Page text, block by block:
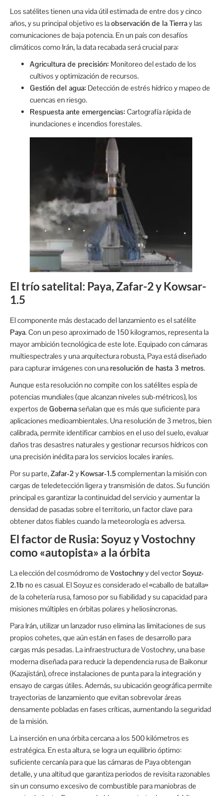
Los satélites tienen una vida útil estimada de entre dos y cinco
años, y su principal objetivo es laobservación de la Tierray las
comunicaciones de baja potencia. En un país con desafíos
climáticos como Irán, la data recabada será crucial para:
Agricultura de precisión: Monitoreo del estado de los
cultivos y optimización de recursos.
Gestión del agua: Detección de estrés hídrico y mapeo de
cuencas en riesgo.
Respuesta ante emergencias: Cartografía rápida de
inundaciones e incendios forestales.
El trío satelital: Paya, Zafar-2 y Kowsar-
1.5
El componente más destacado del lanzamiento es el satélite
Paya. Con un peso aproximado de 150 kilogramos, representa la
mayor ambición tecnológica de este lote. Equipado con cámaras
multiespectrales y una arquitectura robusta, Paya está diseñado
para capturar imágenes con una resolución de hasta 3 metros.
Aunque esta resolución no compite con los satélites espía de
potencias mundiales (que alcanzan niveles sub-métricos), los
expertos de Gobernaseñalan que es más que suficiente para
aplicaciones medioambientales. Una resolución de 3 metros, bien
calibrada, permite identificar cambios en el uso del suelo, evaluar
daños tras desastres naturales y gestionar recursos hídricos con
una precisión inédita para los servicios locales iraníes.
Por su parte,Zafar-2 y Kowsar-1.5complementan la misión con
cargas de teledetección ligera y transmisión de datos. Su función
principal es garantizar la continuidad del servicio y aumentar la
densidad de pasadas sobre el territorio, un factor clave para
obtener datos fiables cuando la meteorología es adversa.
El factor de Rusia: Soyuz y Vostochny
como «autopista» a la órbita
La elección del cosmódromo de Vostochnyy del vectorSoyuz-
2.1b no es casual. El Soyuz es considerado el «caballo de batalla»
de la cohetería rusa, famoso por su fiabilidad y su capacidad para
misiones múltiples en órbitas polares y heliosíncronas.
Para Irán, utilizar un lanzador ruso elimina las limitaciones de sus
propios cohetes, que aún están en fases de desarrollo para
cargas más pesadas. La infraestructura de Vostochny, una base
moderna diseñada para reducir la dependencia rusa de Baikonur
(Kazajistán), ofrece instalaciones de punta para la integración y
ensayo de cargas útiles. Además, su ubicación geográfica permite
trayectorias de lanzamiento que evitan sobrevolar áreas
densamente pobladas en fases críticas, aumentando la seguridad
de la misión.
La inserción en una órbita cercana a los 500 kilómetros es
estratégica. En esta altura, se logra un equilibrio óptimo:
suficiente cercanía para que las cámaras de Paya obtengan
detalle, y una altitud que garantiza periodos de revisita razonables
sin un consumo excesivo de combustible para maniobras de